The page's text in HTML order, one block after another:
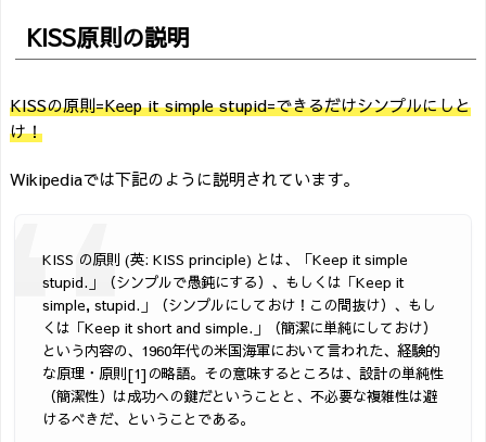
KISS原則の説明
KISSの原則=Keep it simple stupid=できるだけシンプルにしと
け！
Wikipediaでは下記のように説明されています。
KISS の原則 (英: KISS principle) とは、「Keep it simple
stupid.」（シンプルで愚鈍にする）、もしくは「Keep it
simple, stupid.」（シンプルにしておけ！この間抜け）、もし
くは「Keep it short and simple.」（簡潔に単純にしておけ）
という内容の、1960年代の米国海軍において言われた、経験的
な原理・原則[1]の略語。その意味するところは、設計の単純性
（簡潔性）は成功への鍵だということと、不必要な複雑性は避
けるべきだ、ということである。